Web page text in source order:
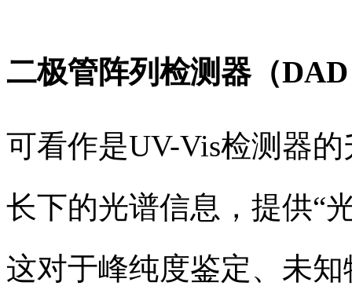
二极管阵列检测器（
可看作是UV-Vis检测器
长下的光谱信息，提供“
这对于峰纯度鉴定、未